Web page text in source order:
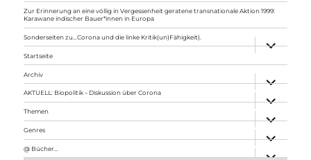
Zur Erinnerung an eine völlig in Vergessenheit geratene transnationale Aktion 1999:
Karawane indischer Bauer*innen in Europa
Sonderseiten zu…Corona und die linke Kritik(un)Fähigkeit).
anzeigen
Startseite
Archiv
anzeigen
AKTUELL: Biopolitik – Diskussion über Corona
anzeigen
Themen
anzeigen
Genres
anzeigen
@ Bücher…